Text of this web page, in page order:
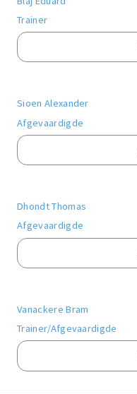
Trainer
Sioen Alexander
Afgevaardigde
Dhondt Thomas
Afgevaardigde
Vanackere Bram
Trainer/Afgevaardigde